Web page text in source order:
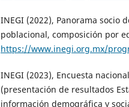
INEGI (2022), Panorama socio
poblacional, composición por
https://www.inegi.org.mx/
INEGI (2023), Encuesta
(presentación de resultados
información demográfica y